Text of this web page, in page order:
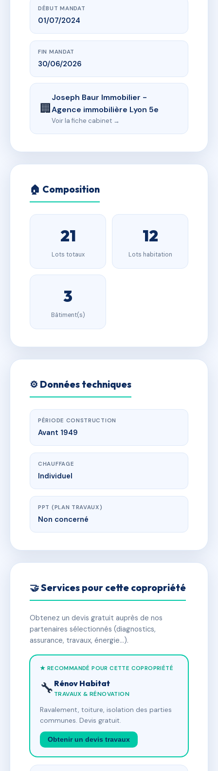
DÉBUT MANDAT
01/07/2024
FIN MANDAT
30/06/2026
🏢
Joseph Baur Immobilier -
Agence immobilière Lyon 5e
Voir la fiche cabinet →
🏠 Composition
21
Lots totaux
12
Lots habitation
3
Bâtiment(s)
⚙️ Données techniques
PÉRIODE CONSTRUCTION
Avant 1949
CHAUFFAGE
Individuel
PPT (PLAN TRAVAUX)
Non concerné
🤝 Services pour cette copropriété
Obtenez un devis gratuit auprès de nos
partenaires sélectionnés (diagnostics,
assurance, travaux, énergie…).
★ RECOMMANDÉ POUR CETTE COPROPRIÉTÉ
🔧 Rénov Habitat
TRAVAUX & RÉNOVATION
Ravalement, toiture, isolation des parties
communes. Devis gratuit.
Obtenir un devis travaux